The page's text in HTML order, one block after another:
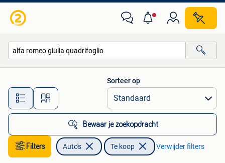
Alle afstanden…
Sorteer op
Bewaar je zoekopdracht
Filters Auto's Te koop Verwijder filters